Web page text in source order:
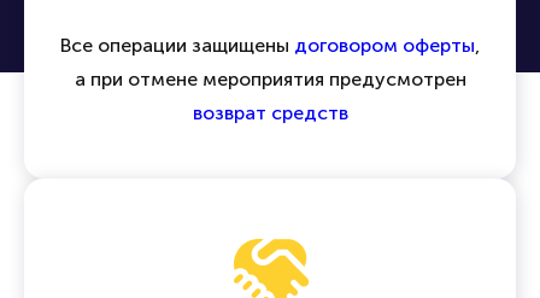
Все операции защищены договором оферты,
а при отмене мероприятия предусмотрен
возврат средств